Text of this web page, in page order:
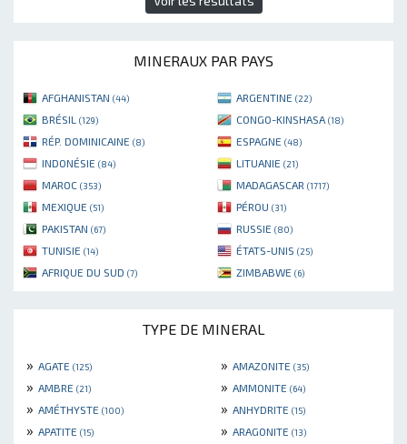
MINERAUX PAR PAYS
AFGHANISTAN (44) ARGENTINE (22)
BRÉSIL (129) CONGO-KINSHASA (18)
RÉP. DOMINICAINE (8) ESPAGNE (48)
INDONÉSIE (84) LITUANIE (21)
MAROC (353) MADAGASCAR (1717)
MEXIQUE (51) PÉROU (31)
PAKISTAN (67) RUSSIE (80)
TUNISIE (14) ÉTATS-UNIS (25)
AFRIQUE DU SUD (7) ZIMBABWE (6)
TYPE DE MINERAL
» AGATE (125) » AMAZONITE (35)
» AMBRE (21) » AMMONITE (64)
» AMÉTHYSTE (100) » ANHYDRITE (15)
» APATITE (15) » ARAGONITE (13)